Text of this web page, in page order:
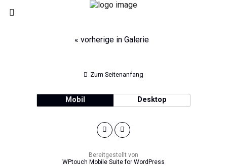
« vorherige in Galerie
Zum Seitenanfang
Mobil Desktop
Bereitgestellt von
WPtouch Mobile Suite for WordPress